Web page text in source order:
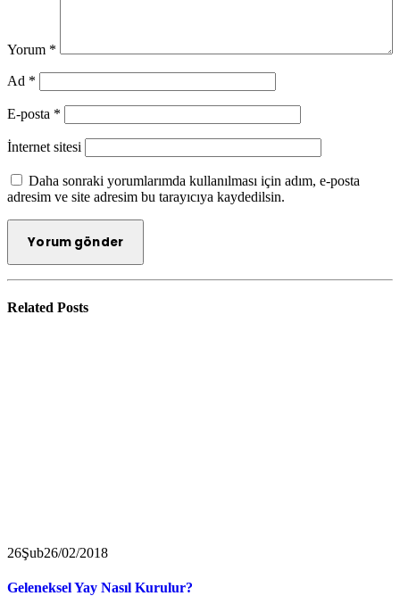
Yorum *
Ad *
E-posta *
İnternet sitesi
Daha sonraki yorumlarımda kullanılması için adım, e-posta
adresim ve site adresim bu tarayıcıya kaydedilsin.
Related Posts
26Şub26/02/2018
Geleneksel Yay Nasıl Kurulur?